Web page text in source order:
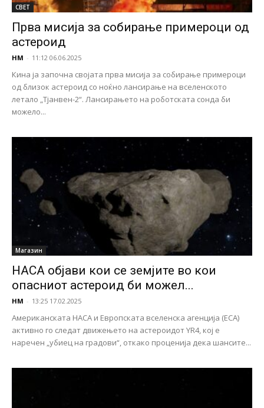
СВЕТ
Прва мисија за собирање примероци од
астероид
НМ - 11:12 06.06.2025
Кина ја започна својата прва мисија за собирање примероци
од близок астероид со ноќно лансирање на вселенското
летало „Тјанвен-2“. Лансирањето на роботската сонда би
можело...
Магазин
НАСА објави кои се земјите во кои
опасниот астероид би можел...
НМ - 13:25 17.02.2025
Американската НАСА и Европската вселенска агенција (ЕСА)
активно го следат движењето на астероидот YR4, кој е
наречен „убиец на градови“, откако проценија дека шансите...